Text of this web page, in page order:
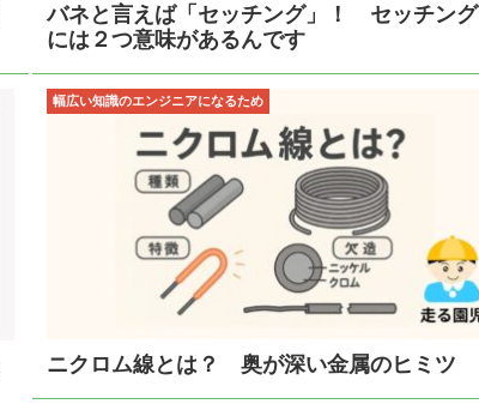
バネと言えば「セッチング」！ セッチング
には２つ意味があるんです
幅広い知識のエンジニアになるため
ニクロム線とは？ 奥が深い金属のヒミツ